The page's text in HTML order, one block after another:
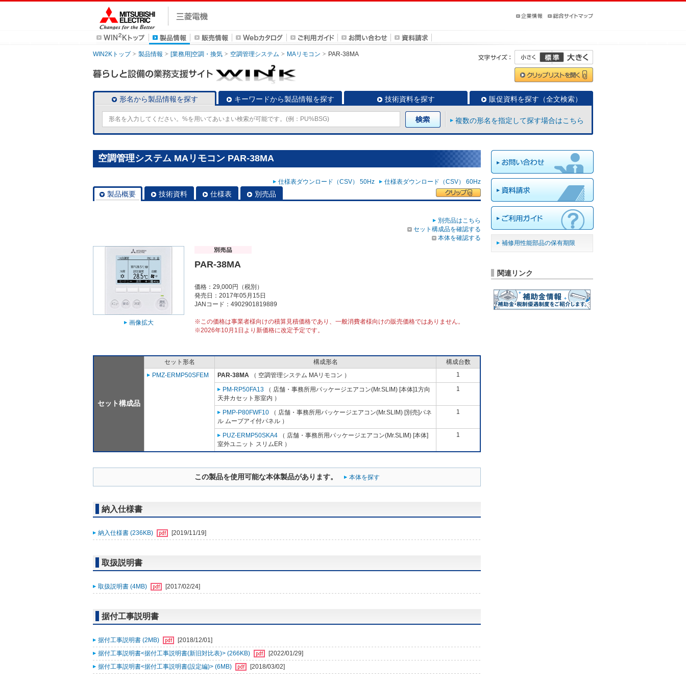
WIN2Kトップ 製品情報 [業務用]空調・換気 空調管理システム MAリモコン PAR-38MA
形名から製品情報を探す キーワードから製品情報を探す 技術資料を探す 販促資料を探す（全文検索）
複数の形名を指定して探す場合はこちら
空調管理システム MAリモコン PAR-38MA
仕様表ダウンロード（CSV） 50Hz 仕様表ダウンロード（CSV） 60Hz
製品概要 技術資料 仕様表 別売品
別売品はこちら
セット構成品を確認する
本体を確認する
画像拡大
PAR-38MA
価格：29,000円（税別）
発売日：2017年05月15日
JANコード：4902901819889
※この価格は事業者様向けの積算見積価格であり、一般消費者様向けの販売価格ではありません。
※2026年10月1日より新価格に改定予定です。
セット構成品
セット形名 構成形名
構成台数
PMZ-ERMP50SFEM
PAR-38MA （ 空調管理システム MAリモコン ） 1
PM-RP50FA13 （ 店舗・事務所用パッケージエアコン(Mr.SLIM) [本体]1方向
天井カセット形室内 ）
1
PMP-P80FWF10 （ 店舗・事務所用パッケージエアコン(Mr.SLIM) [別売]パネ
ル ムーブアイ付パネル ）
1
PUZ-ERMP50SKA4 （ 店舗・事務所用パッケージエアコン(Mr.SLIM) [本体]
室外ユニット スリムER ）
1
この製品を使用可能な本体製品があります。 本体を探す
納入仕様書
納入仕様書 (236KB) [2019/11/19]
取扱説明書
取扱説明書 (4MB) [2017/02/24]
据付工事説明書
据付工事説明書 (2MB)
[2018/12/01]
据付工事説明書<据付工事説明書(新旧対比表)> (266KB)
[2022/01/29]
据付工事説明書<据付工事説明書(設定編)> (6MB)
[2018/03/02]
補修用性能部品の保有期限
関連リンク